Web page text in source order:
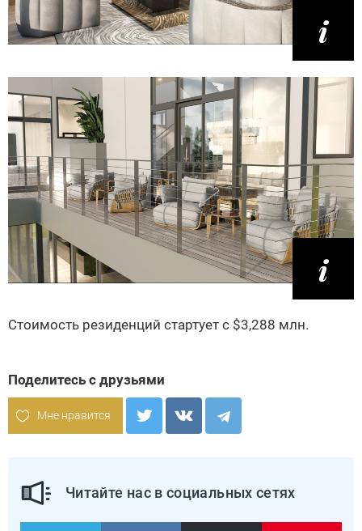
Стоимость резиденций стартует с $3,288 млн.
Поделитесь с друзьями
Мне нравится
Читайте нас в социальных сетях